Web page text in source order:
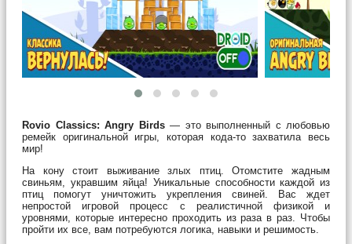
Rovio Classics: Angry Birds— это выполненный с любовью
ремейк оригинальной игры, которая кода-то захватила весь
мир!
На кону стоит выживание злых птиц. Отомстите жадным
свиньям, укравшим яйца! Уникальные способности каждой из
птиц помогут уничтожить укрепления свиней. Вас ждет
непростой игровой процесс с реалистичной физикой и
уровнями, которые интересно проходить из раза в раз. Чтобы
пройти их все, вам потребуются логика, навыки и решимость.